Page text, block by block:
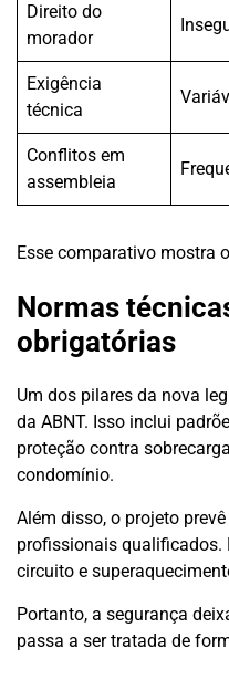
Direito do
morador
Exigência
técnica
Conflitos em
assembleia
Esse comparativo mostra
Normas
obrigatórias
Um dos pilares da nova
da ABNT. Isso inclui
proteção contra
condomínio.
Além disso, o projeto
profissionais qualificados.
circuito e
Portanto, a segurança
passa a ser tratada de